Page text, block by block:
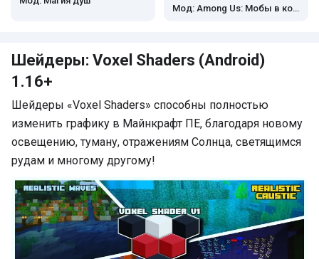
Мод: Among Us: Мобы в костюмах
Шейдеры: Voxel Shaders (Android)
1.16+
Шейдеры «Voxel Shaders» способны полностью
изменить графику в Майнкрафт ПЕ, благодаря новому
освещению, туману, отражениям Солнца, светящимся
рудам и многому другому!